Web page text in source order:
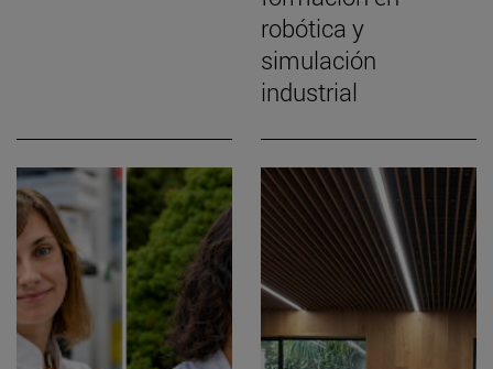
robótica y
simulación
industrial